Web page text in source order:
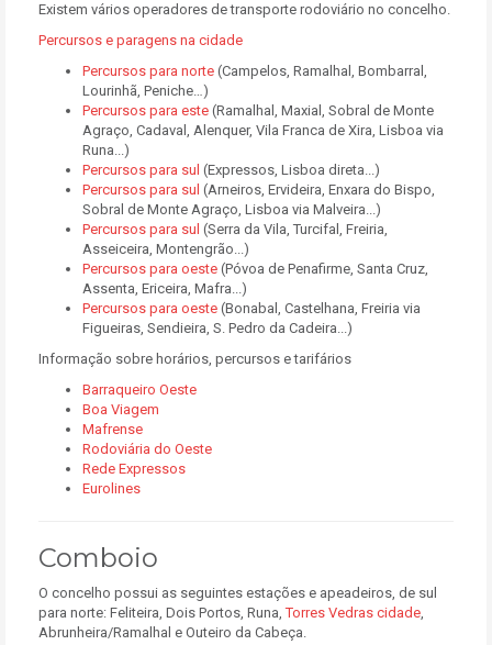
Existem vários operadores de transporte rodoviário no concelho.
Percursos e paragens na cidade
Percursos para norte (Campelos, Ramalhal, Bombarral,
Lourinhã, Peniche…)
Percursos para este (Ramalhal, Maxial, Sobral de Monte
Agraço, Cadaval, Alenquer, Vila Franca de Xira, Lisboa via
Runa...)
Percursos para sul (Expressos, Lisboa direta...)
Percursos para sul (Arneiros, Ervideira, Enxara do Bispo,
Sobral de Monte Agraço, Lisboa via Malveira...)
Percursos para sul (Serra da Vila, Turcifal, Freiria,
Asseiceira, Montengrão...)
Percursos para oeste (Póvoa de Penafirme, Santa Cruz,
Assenta, Ericeira, Mafra...)
Percursos para oeste (Bonabal, Castelhana, Freiria via
Figueiras, Sendieira, S. Pedro da Cadeira...)
Informação sobre horários, percursos e tarifários
Barraqueiro Oeste
Boa Viagem
Mafrense
Rodoviária do Oeste
Rede Expressos
Eurolines
Comboio
O concelho possui as seguintes estações e apeadeiros, de sul
para norte: Feliteira, Dois Portos, Runa,Torres Vedras cidade,
Abrunheira/Ramalhal e Outeiro da Cabeça.